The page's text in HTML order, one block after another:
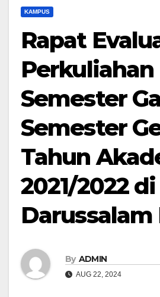
KAMPUS
Rapat
Perkuliahan
Semester
Semester
Tahun
2021/2022 di
Darussalam
By ADMIN
AUG 22, 2024